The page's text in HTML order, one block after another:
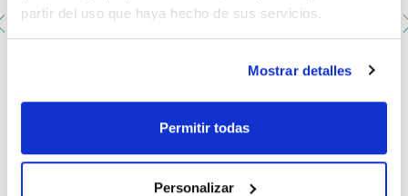
partir del uso que haya hecho de sus servicios.
Mostrar detalles
Permitir todas
Personalizar
Rosca: GL 45. Color: 8 colores (2 de cada)
Ver stock